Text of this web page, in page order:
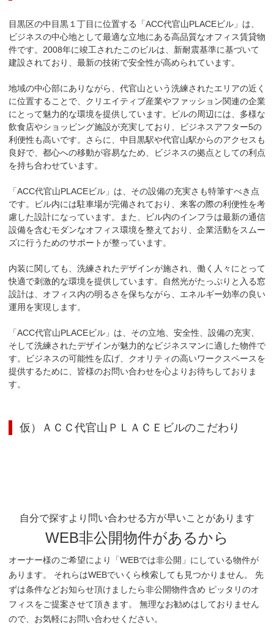
目黒区の中目黒１丁目に位置する「ACC代官山PLACEビル」は、
ビジネスの中心地として最適な立地にある高品質なオフィス賃貸物
件です。2008年に竣工されたこのビルは、新耐震基準に基づいて
建設されており、最新の技術で安全性が高められています。
地域の中心部にありながら、代官山という洗練されたエリアの近く
に位置することで、クリエイティブ産業やファッション関連の企業
にとって魅力的な環境を提供しています。ビルの周辺には、多様な
飲食店やショッピング施設が充実しており、ビジネスアフター5の
利便性も高いです。さらに、中目黒駅や代官山駅からのアクセスも
良好で、都心への移動が容易なため、ビジネスの拠点としての利点
を持ち合わせています。
「ACC代官山PLACEビル」は、その設備の充実さも特筆すべき点
です。ビル内には駐車場が完備されており、来客の際の利便性を考
慮した設計になっています。また、ビル内のインフラは最新の通信
設備を含むモダンなオフィス環境を整えており、企業活動をスムー
ズに行うためのサポートが整っています。
内装に関しても、洗練されたデザインが施され、働く人々にとって
快適で刺激的な環境を提供しています。自然光がたっぷりと入る窓
設計は、オフィス内の明るさを保ちながら、エネルギー効率の良い
運用を実現します。
「ACC代官山PLACEビル」は、その立地、安全性、設備の充実、
そして洗練されたデザインが魅力的なビジネスマンに適した物件で
す。ビジネスの可能性を広げ、クオリティの高いワークスペースを
提供するために、皆様のお問い合わせを心よりお待ちしておりま
す。
仮）ＡＣＣ代官山ＰＬＡＣＥビルのこだわり
自分で探すより問い合わせる方が早いことがあります
WEB非公開物件があるから
オーナー様のご希望により「WEBでは非公開」にしている物件が
あります。 それらはWEBでいくら検索しても見つかりません。 先
ずは条件などお知らせ頂けましたら非公開物件含め ピッタリのオ
フィスをご提案させて頂きます。 無理なお勧めはしておりません
ので、お気軽にお問い合わせください。